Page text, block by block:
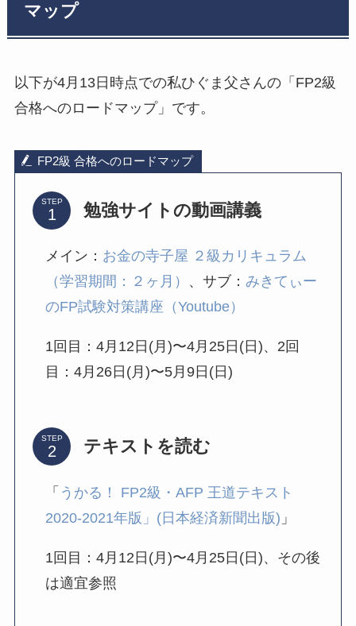
マップ
以下が4月13日時点での私ひぐま父さんの「FP2級
合格へのロードマップ」です。
FP2級 合格へのロードマップ
STEP 勉強サイトの動画講義
メイン： お金の寺子屋 ２級カリキュラム
（学習期間：２ヶ月） 、サブ：みきてぃー
のFP試験対策講座（Youtube）
1回目：4月12日(月)〜4月25日(日)、2回
目：4月26日(月)〜5月9日(日)
STEP テキストを読む
「 うかる！ FP2級・AFP 王道テキスト
2020-2021年版」(日本経済新聞出版) 」
1回目：4月12日(月)〜4月25日(日)、その後
は適宜参照